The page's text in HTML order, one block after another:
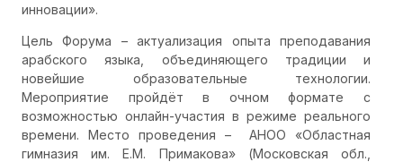
инновации».
Цель Форума – актуализация опыта преподавания
арабского языка, объединяющего традиции и
новейшие образовательные технологии.
Мероприятие пройдёт в очном формате с
возможностью онлайн-участия в режиме реального
времени. Место проведения – АНОО «Областная
гимназия им. Е.М. Примакова» (Московская обл.,